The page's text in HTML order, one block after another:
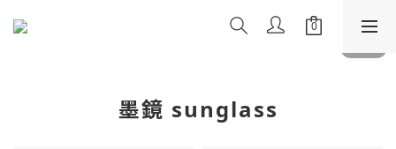
墨鏡 sunglass